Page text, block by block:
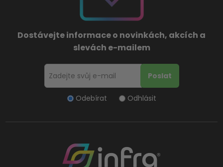
Dostávejte informace o novinkách, akcích a
slevách e-mailem
Odebírat Odhlásit